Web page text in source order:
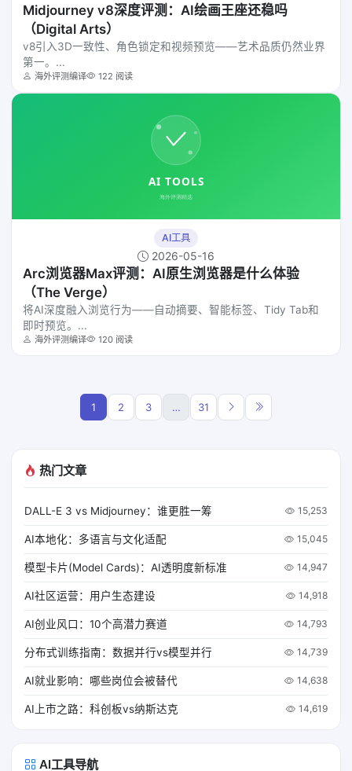
Midjourney v8深度评测：AI绘画王座还稳吗
（Digital Arts）
v8引入3D一致性、角色锁定和视频预览——艺术品质仍然业界
第一。...
海外评测编译 122 阅读
AI工具
2026-05-16
Arc浏览器Max评测：AI原生浏览器是什么体验
（The Verge）
将AI深度融入浏览行为——自动摘要、智能标签、Tidy Tab和
即时预览。...
海外评测编译 120 阅读
1 2 3 … 31
热门文章
DALL-E 3 vs Midjourney：谁更胜一筹 15,253
AI本地化：多语言与文化适配 15,045
模型卡片(Model Cards)：AI透明度新标准 14,947
AI社区运营：用户生态建设 14,918
AI创业风口：10个高潜力赛道 14,793
分布式训练指南：数据并行vs模型并行 14,739
AI就业影响：哪些岗位会被替代 14,638
AI上市之路：科创板vs纳斯达克 14,619
AI工具导航